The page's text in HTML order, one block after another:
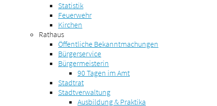
Statistik
Feuerwehr
Kirchen
Rathaus
Öffentliche Bekanntmachungen
Bürgerservice
Bürgermeisterin
90 Tagen im Amt
Stadtrat
Stadtverwaltung
Ausbildung & Praktika